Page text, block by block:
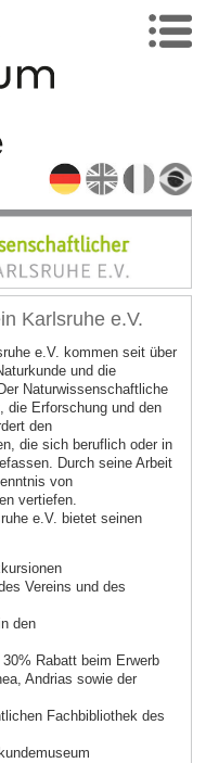
Karlsruhe e.V.
e.V. kommen seit über
und die
Naturwissenschaftliche
die Erforschung und den
den
die sich beruflich oder in
Durch seine Arbeit
von
vertiefen.
e.V. bietet seinen
Vereins und des
den
Rabatt beim Erwerb
Andrias sowie der
Fachbibliothek des